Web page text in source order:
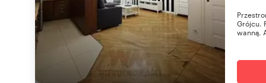
Grójcu.
wanną.